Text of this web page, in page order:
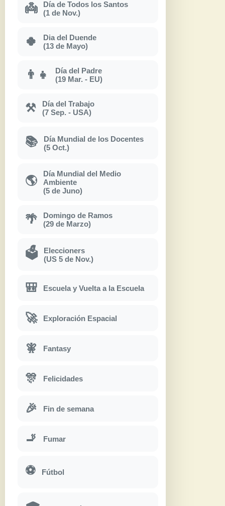
👼
Día de Todos los Santos
(1 de Nov.)
🍀
Dia del Duende
(13 de Mayo)
👨‍👧
Día del Padre
(19 Mar. - EU)
⚒
Día del Trabajo
(7 Sep. - USA)
📚
Día Mundial de los Docentes
(5 Oct.)
🌎
Día Mundial del Medio
Ambiente
(5 de Juno)
🌴
Domingo de Ramos
(29 de Marzo)
🗳
Eleccioners
(US 5 de Nov.)
🎒 Escuela y Vuelta a la Escuela
🚀 Exploración Espacial
🧚 Fantasy
🎊 Felicidades
🎉 Fin de semana
🚬 Fumar
⚽ Fútbol